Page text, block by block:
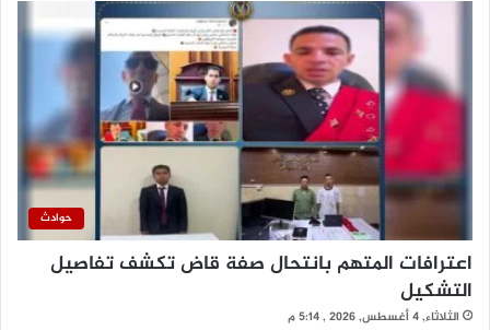
حوادث
اعترافات المتهم بانتحال صفة قاض تكشف تفاصيل
التشكيل
الثلاثاء, 4 أغسطس, 2026 , 5:14 م